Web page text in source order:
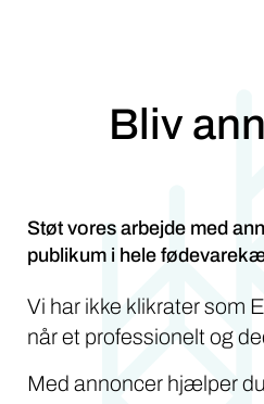
Bliv
Støt vores arbejde med
publikum i hele
Vi har ikke klikrater som
når et professionelt og
Med annoncer hjælper